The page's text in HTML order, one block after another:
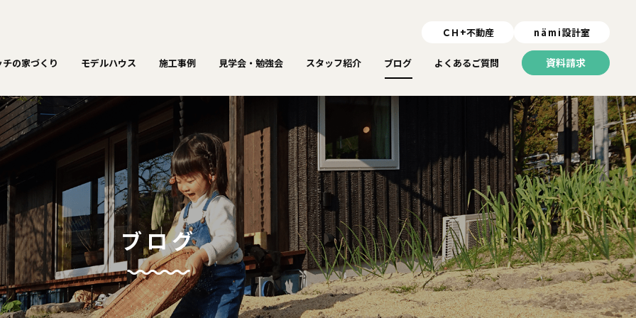
ＣＨ+不動産 nämi設計室
の家づくり モデルハウス 施工事例 見学会・勉強会 スタッフ紹介 ブログ よくあるご質問 資料請求
ブログ